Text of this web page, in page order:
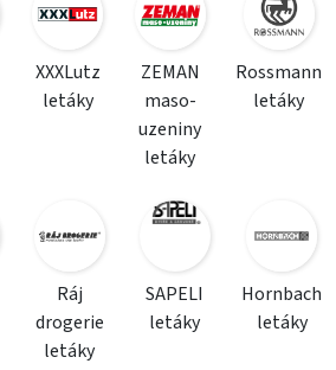
XXXLutz
letáky
ZEMAN
maso-
uzeniny
letáky
Rossmann
letáky
Ráj
drogerie
letáky
SAPELI
letáky
Hornbach
letáky